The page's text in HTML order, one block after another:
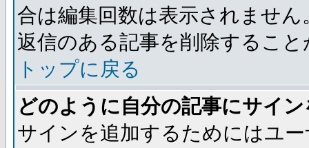
合は編集回数は表示されませ
返信のある記事を削除するこ
トップに戻る
どのように自分の記事にサイ
サインを追加するためにはユ